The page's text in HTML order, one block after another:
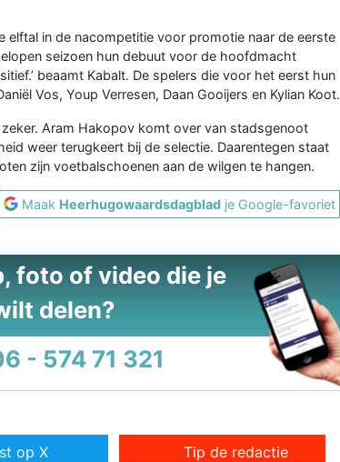
in de nacompetitie voor promotie naar de eerste
seizoen hun debuut voor de hoofdmacht
beaamt Kabalt. De spelers die voor het eerst hun
Vos, Youp Verresen, Daan Gooijers en Kylian Koot.
Aram Hakopov komt over van stadsgenoot
weer terugkeert bij de selectie. Daarentegen staat
zijn voetbalschoenen aan de wilgen te hangen.
Maak Heerhugowaardsdagblad je Google-favoriet
foto of video die je
delen?
- 574 71 321
op X Tip de redactie